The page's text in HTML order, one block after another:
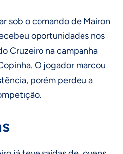
sob o comando de Mairon
oportunidades nos
Cruzeiro na campanha
O jogador marcou
porém perdeu a